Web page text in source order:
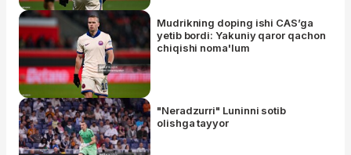
Mudrikning doping ishi CAS’ga
yetib bordi: Yakuniy qaror qachon
chiqishi noma'lum
"Neradzurri" Luninni sotib
olishga tayyor